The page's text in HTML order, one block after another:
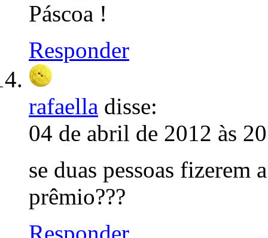
Páscoa !
Responder
rafaella disse:
04 de abril de 2012 às
se duas pessoas fizerem
prêmio???